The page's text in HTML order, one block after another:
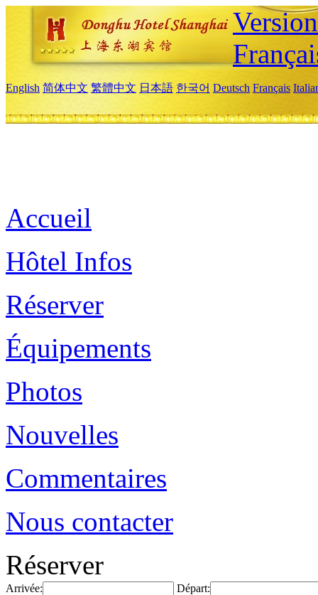
English 简体中文 繁體中文 日本語 한국어 Deutsch Français
Accueil
Hôtel Infos
Réserver
Équipements
Photos
Nouvelles
Commentaires
Nous contacter
Réserver
Arrivée: Départ: